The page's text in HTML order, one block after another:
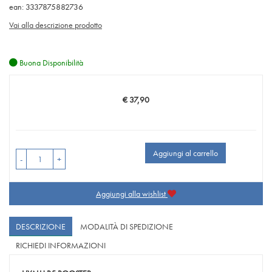
ean: 3337875882736
Vai alla descrizione prodotto
Buona Disponibilità
Prezzo
€ 37,90
- +
Aggiungi al carrello
Aggiungi alla wishlist
DESCRIZIONE
MODALITÀ DI SPEDIZIONE
RICHIEDI INFORMAZIONI